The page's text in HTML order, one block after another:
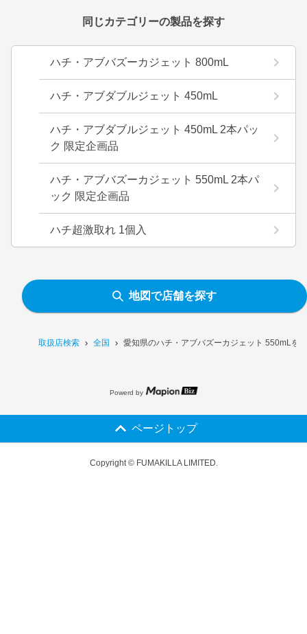
取扱店検索 全国 愛知県のハチ・アブバズーカジェット 550mLを
同じカテゴリーの製品を探す
ハチ・アブバズーカジェット 800mL
ハチ・アブダブルジェット 450mL
ハチ・アブダブルジェット 450mL 2本パッ
ク 限定企画品
ハチ・アブバズーカジェット 550mL 2本パ
ック 限定企画品
ハチ超激取れ 1個入
地図で店舗を探す
Powerd by
ページトップ
Copyright © FUMAKILLA LIMITED.